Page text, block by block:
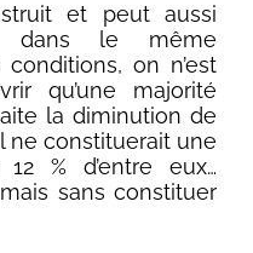
et peut aussi
dans le même
on n’est
qu’une majorité
la diminution de
ne constituerait une
% d’entre eux…
sans constituer